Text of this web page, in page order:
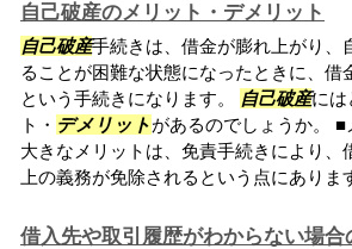
自己破産のメリット・デメリット
自己破産手続きは、借金が膨れ上がり、
ることが困難な状態になったときに、借
という手続きになります。
自己破産には
ト・ デメリットがあるのでしょうか。 ■
大きなメリットは、免責手続きにより、
上の義務が免除されるという点にありま
借入先や取引履歴がわからない場合